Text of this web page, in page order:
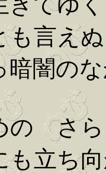
言え
闇の
の さ
も立ち